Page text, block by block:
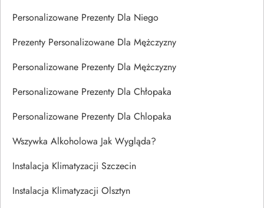
Personalizowane Prezenty Dla Niego
Prezenty Personalizowane Dla Mężczyzny
Personalizowane Prezenty Dla Mężczyzny
Personalizowane Prezenty Dla Chłopaka
Personalizowane Prezenty Dla Chlopaka
Wszywka Alkoholowa Jak Wygląda?
Instalacja Klimatyzacji Szczecin
Instalacja Klimatyzacji Olsztyn